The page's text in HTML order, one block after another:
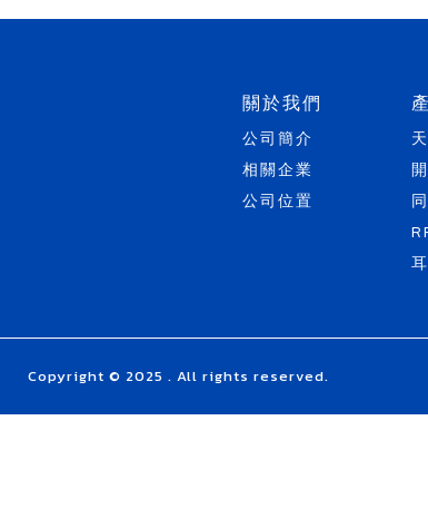
關於我們
公司簡介
相關企業
公司位置
Copyright © 2025 . All rights reserved.